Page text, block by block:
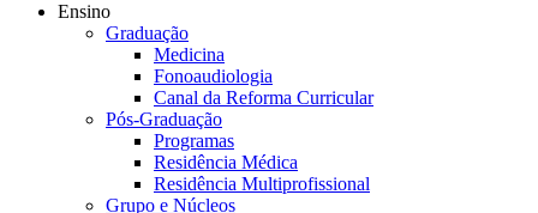
Ensino
Graduação
Medicina
Fonoaudiologia
Canal da Reforma Curricular
Pós-Graduação
Programas
Residência Médica
Residência Multiprofissional
Grupo e Núcleos